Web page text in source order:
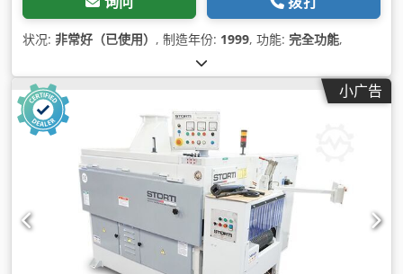
状况: 非常好（已使用） , 制造年份: 1999, 功能: 完全功能,
小广告